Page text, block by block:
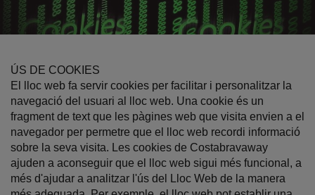
ÚS DE COOKIES
El lloc web fa servir cookies per facilitar i personalitzar la
navegació del usuari al lloc web. Una cookie és un
fragment de text que les pàgines web que visita envien a el
navegador per permetre que el lloc web recordi informació
sobre la seva visita. Les cookies de Costabravaway
ajuden a aconseguir que el lloc web sigui més funcional, a
més d'ajudar a analitzar l'ús del Lloc Web de la manera